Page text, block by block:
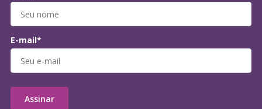
E-mail*
Assinar